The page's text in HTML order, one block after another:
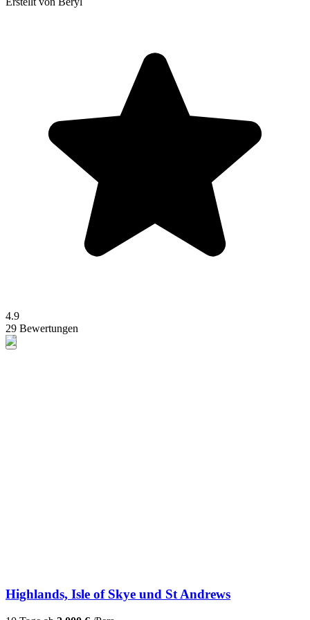
4.9
29 Bewertungen
Highlands, Isle of Skye und St Andrews